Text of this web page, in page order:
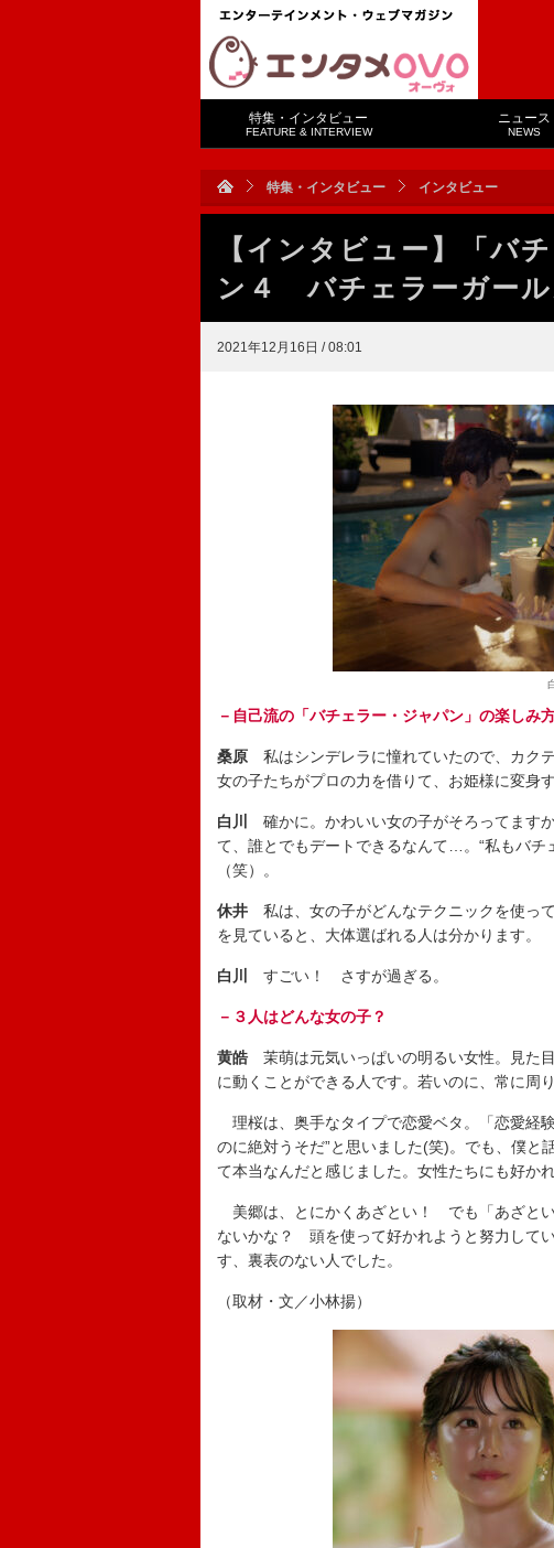
特集・インタビュー
FEATURE & INTERVIEW
ニュース
NEWS
特集・インタビュー インタビュー
【インタビュー】「バ
ン４ バチェラーガール
2021年12月16日 / 08:01
－自己流の「バチェラー・ジャパン」の楽しみ
桑原 私はシンデレラに憧れていたので、カク
女の子たちがプロの力を借りて、お姫様に変身
白川
確かに。かわいい女の子がそろってます
て、誰とでもデートできるなんて…。“私もバチ
（笑）。
休井 私は、女の子がどんなテクニックを使っ
を見ていると、大体選ばれる人は分かります。
白川 すごい！ さすが過ぎる。
－３人はどんな女の子？
黄皓 茉萌は元気いっぱいの明るい女性。見た
に動くことができる人です。若いのに、常に周
理桜は、奥手なタイプで恋愛ベタ。「恋愛経
のに絶対うそだ”と思いました(笑)。でも、僕と
て本当なんだと感じました。女性たちにも好か
美郷は、とにかくあざとい！ でも「あざと
ないかな？ 頭を使って好かれようと努力して
す、裏表のない人でした。
（取材・文／小林揚）